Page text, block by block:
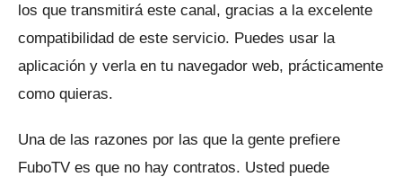
los que transmitirá este canal, gracias a la excelente
compatibilidad de este servicio. Puedes usar la
aplicación y verla en tu navegador web, prácticamente
como quieras.
Una de las razones por las que la gente prefiere
FuboTV es que no hay contratos. Usted puede